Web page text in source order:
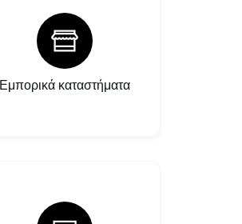
Εμπορικά καταστήματα